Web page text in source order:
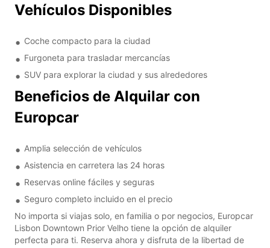
Vehículos Disponibles
Coche compacto para la ciudad
Furgoneta para trasladar mercancías
SUV para explorar la ciudad y sus alrededores
Beneficios de Alquilar con
Europcar
Amplia selección de vehículos
Asistencia en carretera las 24 horas
Reservas online fáciles y seguras
Seguro completo incluido en el precio
No importa si viajas solo, en familia o por negocios, Europcar
Lisbon Downtown Prior Velho tiene la opción de alquiler
perfecta para ti. Reserva ahora y disfruta de la libertad de